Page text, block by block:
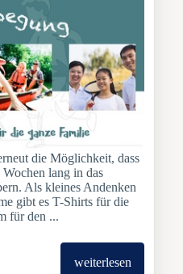
die Möglichkeit, dass
lang in das
Als kleines Andenken
gibt es T-Shirts für die
für den ...
weiterlesen